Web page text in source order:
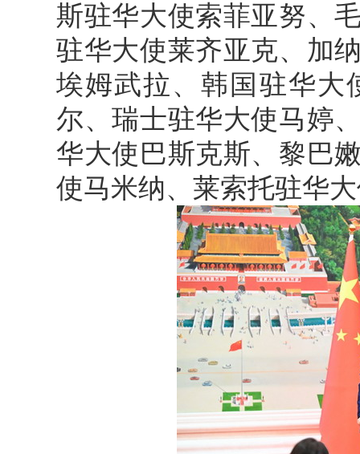
斯驻华大使索菲亚努、
驻华大使莱齐亚克、加
埃姆武拉、韩国驻华大
尔、瑞士驻华大使马婷
华大使巴斯克斯、黎巴
使马米纳、莱索托驻华